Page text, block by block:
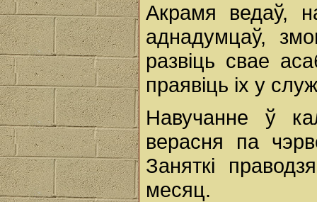
Акрамя ведаў,
аднадумцаў,
развіць свае
праявіць іх у
Навучанне ў
верасня па
Заняткі
месяц.